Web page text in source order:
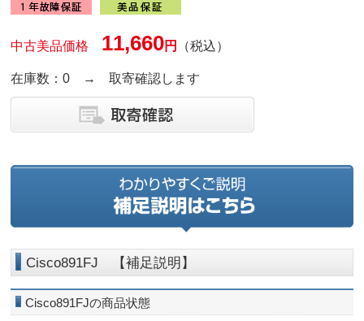
中古美品価格 11,660円 （税込）
在庫数：0 → 取寄確認します
Cisco891FJ 【補足説明】
Cisco891FJの商品状態